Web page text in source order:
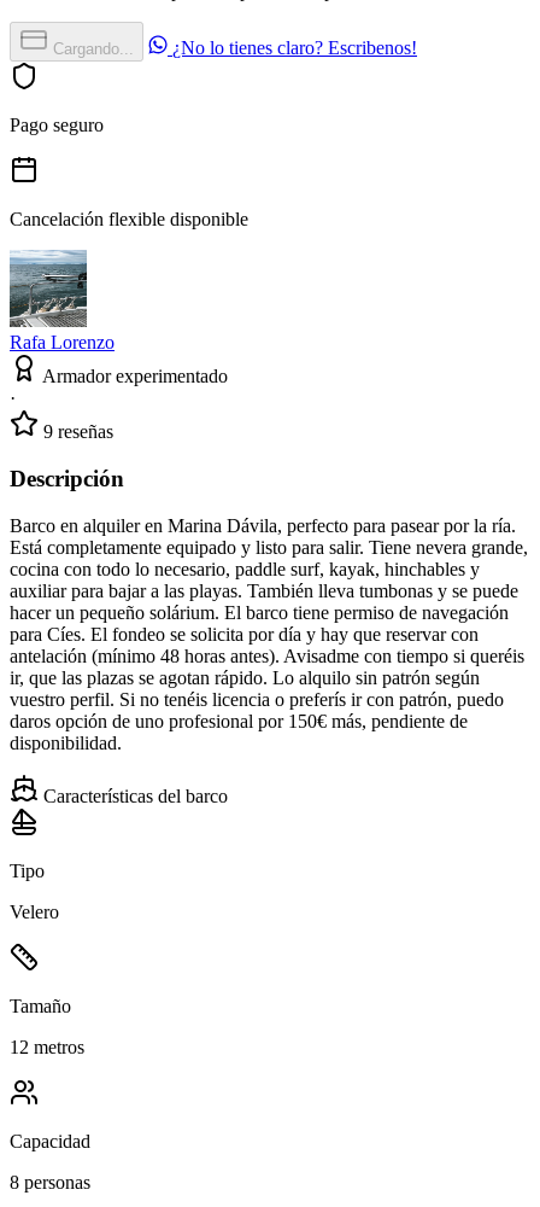
Cargando... ¿No lo tienes claro? Escribenos!
Pago seguro
Cancelación flexible disponible
Rafa Lorenzo
Armador experimentado
·
9 reseñas
Descripción
Barco en alquiler en Marina Dávila, perfecto para pasear por la ría.
Está completamente equipado y listo para salir. Tiene nevera grande,
cocina con todo lo necesario, paddle surf, kayak, hinchables y
auxiliar para bajar a las playas. También lleva tumbonas y se puede
hacer un pequeño solárium. El barco tiene permiso de navegación
para Cíes. El fondeo se solicita por día y hay que reservar con
antelación (mínimo 48 horas antes). Avisadme con tiempo si queréis
ir, que las plazas se agotan rápido. Lo alquilo sin patrón según
vuestro perfil. Si no tenéis licencia o preferís ir con patrón, puedo
daros opción de uno profesional por 150€ más, pendiente de
disponibilidad.
Características del barco
Tipo
Velero
Tamaño
12 metros
Capacidad
8 personas